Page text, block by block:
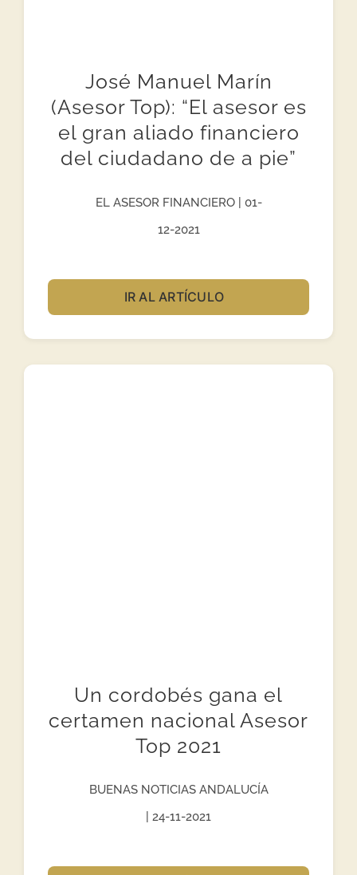
José Manuel Marín
(Asesor Top): “El asesor es
el gran aliado financiero
del ciudadano de a pie”
EL ASESOR FINANCIERO | 01-
12-2021
IR AL ARTÍCULO
Un cordobés gana el
certamen nacional Asesor
Top 2021
BUENAS NOTICIAS ANDALUCÍA
| 24-11-2021